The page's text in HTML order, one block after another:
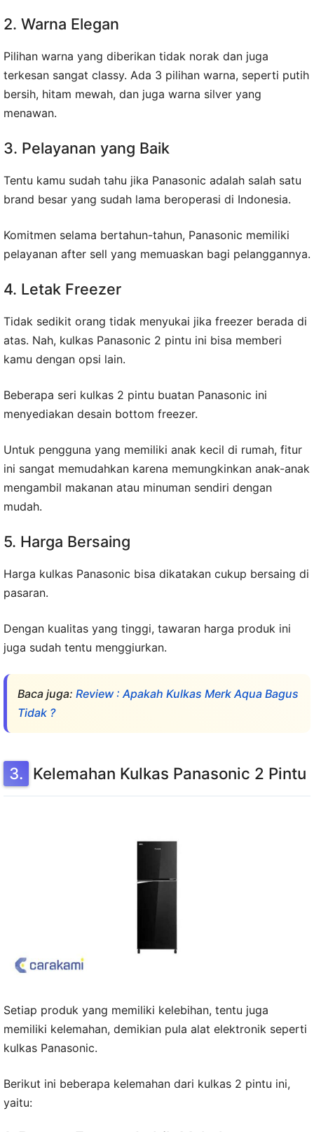
2. Warna Elegan
Pilihan warna yang diberikan tidak norak dan juga
terkesan sangat classy. Ada 3 pilihan warna, seperti putih
bersih, hitam mewah, dan juga warna silver yang
menawan.
3. Pelayanan yang Baik
Tentu kamu sudah tahu jika Panasonic adalah salah satu
brand besar yang sudah lama beroperasi di Indonesia.
Komitmen selama bertahun-tahun, Panasonic memiliki
pelayanan after sell yang memuaskan bagi pelanggannya.
4. Letak Freezer
Tidak sedikit orang tidak menyukai jika freezer berada di
atas. Nah, kulkas Panasonic 2 pintu ini bisa memberi
kamu dengan opsi lain.
Beberapa seri kulkas 2 pintu buatan Panasonic ini
menyediakan desain bottom freezer.
Untuk pengguna yang memiliki anak kecil di rumah, fitur
ini sangat memudahkan karena memungkinkan anak-anak
mengambil makanan atau minuman sendiri dengan
mudah.
5. Harga Bersaing
Harga kulkas Panasonic bisa dikatakan cukup bersaing di
pasaran.
Dengan kualitas yang tinggi, tawaran harga produk ini
juga sudah tentu menggiurkan.
Baca juga: Review : Apakah Kulkas Merk Aqua Bagus
Tidak ?
Kelemahan Kulkas Panasonic 2 Pintu
Setiap produk yang memiliki kelebihan, tentu juga
memiliki kelemahan, demikian pula alat elektronik seperti
kulkas Panasonic.
Berikut ini beberapa kelemahan dari kulkas 2 pintu ini,
yaitu: